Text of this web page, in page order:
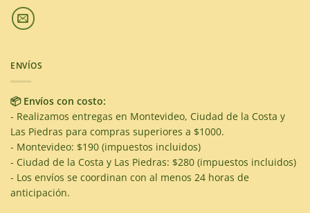
ENVÍOS
📦 Envíos con costo:
- Realizamos entregas en Montevideo, Ciudad de la Costa y
Las Piedras para compras superiores a $1000.
- Montevideo: $190 (impuestos incluidos)
- Ciudad de la Costa y Las Piedras: $280 (impuestos incluidos)
- Los envíos se coordinan con al menos 24 horas de
anticipación.